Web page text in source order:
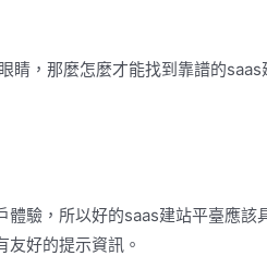
睛，那麼怎麼才能找到靠譜的
驗，所以好的saas建站平臺應該
好的提示資訊。